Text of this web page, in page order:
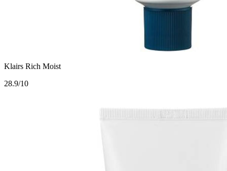
Klairs Rich Moist
28.9/10